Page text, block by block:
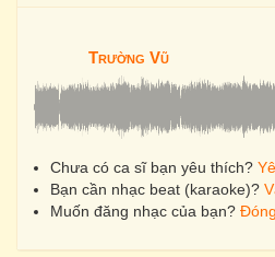
Trường Vũ
Chưa có ca sĩ bạn yêu thích?
Bạn cần nhạc beat (karaoke)?
Muốn đăng nhạc của bạn?